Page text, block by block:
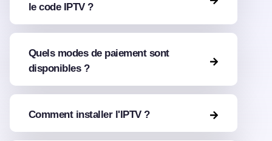
le code IPTV ?
Quels modes de paiement sont
disponibles ?
Comment installer l'IPTV ?